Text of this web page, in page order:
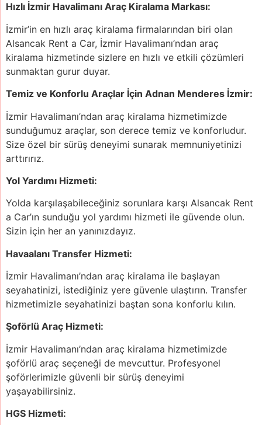
Hızlı İzmir Havalimanı Araç Kiralama Markası:
İzmir’in en hızlı araç kiralama firmalarından biri olan
Alsancak Rent a Car, İzmir Havalimanı’ndan araç
kiralama hizmetinde sizlere en hızlı ve etkili çözümleri
sunmaktan gurur duyar.
Temiz ve Konforlu Araçlar İçin Adnan Menderes İzmir:
İzmir Havalimanı’ndan araç kiralama hizmetimizde
sunduğumuz araçlar, son derece temiz ve konforludur.
Size özel bir sürüş deneyimi sunarak memnuniyetinizi
arttırırız.
Yol Yardımı Hizmeti:
Yolda karşılaşabileceğiniz sorunlara karşı Alsancak Rent
a Car’ın sunduğu yol yardımı hizmeti ile güvende olun.
Sizin için her an yanınızdayız.
Havaalanı Transfer Hizmeti:
İzmir Havalimanı’ndan araç kiralama ile başlayan
seyahatinizi, istediğiniz yere güvenle ulaştırın. Transfer
hizmetimizle seyahatinizi baştan sona konforlu kılın.
Şoförlü Araç Hizmeti:
İzmir Havalimanı’ndan araç kiralama hizmetimizde
şoförlü araç seçeneği de mevcuttur. Profesyonel
şoförlerimizle güvenli bir sürüş deneyimi
yaşayabilirsiniz.
HGS Hizmeti: